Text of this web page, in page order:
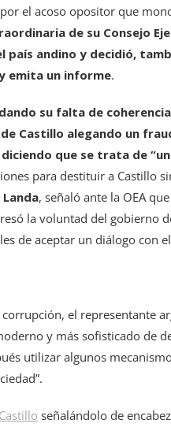
el acoso opositor que
de su Consejo
país andino y decidió,
emita un informe.
su falta de
Castillo alegando un
que se trata de
para destituir a Castillo
Landa, señaló ante la OEA
la voluntad del gobierno
de aceptar un diálogo con
el representante
y más sofisticado de
utilizar algunos
señalándolo de